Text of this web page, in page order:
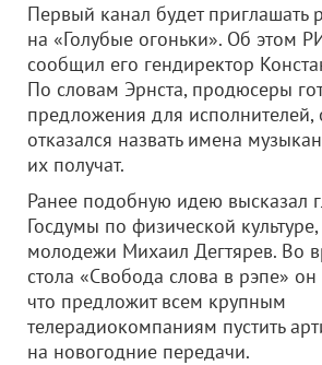
Первый канал будет приглашать
на «Голубые огоньки». Об этом
сообщил его гендиректор
По словам Эрнста, продюсеры
предложения для исполнителей,
отказался назвать имена
их получат.
Ранее подобную идею высказал
Госдумы по физической
молодежи Михаил Дегтярев. Во
стола «Свобода слова в рэпе» он
что предложит всем крупным
телерадиокомпаниям пустить
на новогодние передачи.